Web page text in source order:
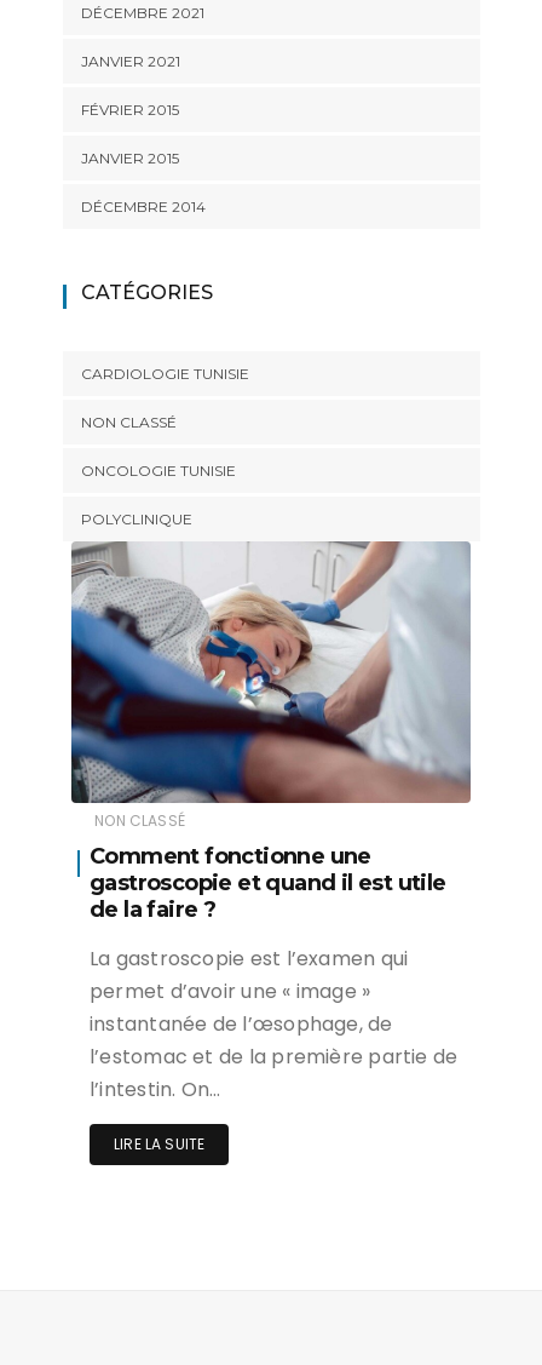
DÉCEMBRE 2021
JANVIER 2021
FÉVRIER 2015
JANVIER 2015
DÉCEMBRE 2014
CATÉGORIES
CARDIOLOGIE TUNISIE
NON CLASSÉ
ONCOLOGIE TUNISIE
POLYCLINIQUE
NON CLASSÉ
Comment fonctionne une
gastroscopie et quand il est utile
de la faire ?
La gastroscopie est l’examen qui
permet d’avoir une « image »
instantanée de l’œsophage, de
l’estomac et de la première partie de
l’intestin. On…
LIRE LA SUITE